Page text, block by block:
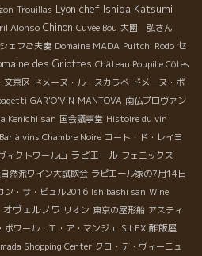
Trouillas Lyon chef Ishida Katsumi
Alonso Chinon Cuvée Bou 大園 弘さん
ェフご夫妻 Domaine MADA Puitchi Rodo セ
des Griottes Château Poupille Côtes
文京区 ドメーヌ・ル・スカラベ ドメーヌ・ポ
GAR'O'VIN MANTOVA 南仏プロヴァン
Kenichi san 国会議事堂 Histoire du vin
Bar à vins Chambre Noire コート・ド・レイヨ
ィクトワール山 ラピエール フェニックス
然派ワイン大試飲会 ラピエール家の7月14日
ン・サ・ビュル2016 Ishibashi san Wine
ヴェルノワ リオン 東京の屋形船 アスティ
ボワール・エ・ア・マンジェ SILEX 酢飯屋
Shopping Center クロ・デ・ヴィーニュ